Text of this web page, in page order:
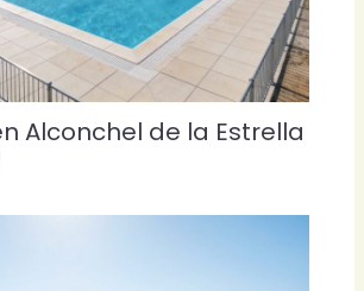
Alconchel de la Estrella